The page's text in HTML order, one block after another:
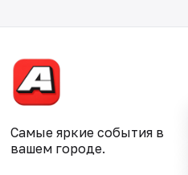
Самые яркие события в
вашем городе.